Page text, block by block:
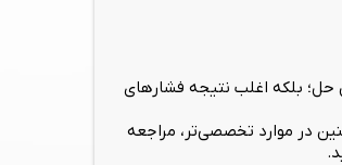
بلکه اغلب نتیجه فشارهای
در موارد تخصصی‌تر، مراجعه